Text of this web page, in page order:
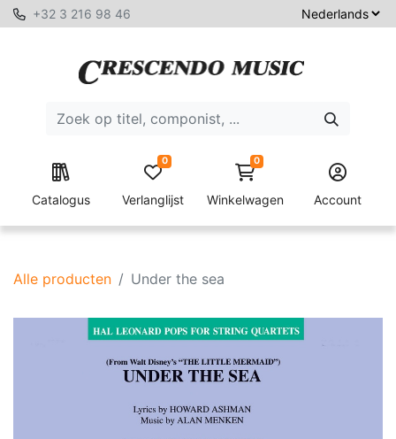
+32 3 216 98 46
Catalogus Verlanglijst
0 0
Winkelwagen Account
Alle producten Under the sea